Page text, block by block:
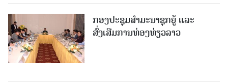
ກອງປະຊຸມສຳມະນາຊຸກຍູ້ ແລະ
ສົ່ງເສີມການທ່ອງທ່ຽວລາວ